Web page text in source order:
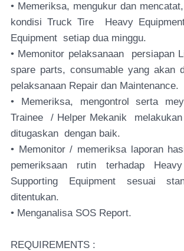
• Memeriksa, mengukur dan
kondisi Truck Tire Heavy
Equipment setiap dua minggu.
• Memonitor pelaksanaan persiapan
spare parts, consumable yang akan
pelaksanaan Repair dan Maintenance.
• Memeriksa, mengontrol serta
Trainee / Helper Mekanik melakukan
ditugaskan dengan baik.
• Memonitor / memeriksa laporan
pemeriksaan rutin terhadap
Supporting Equipment sesuai
ditentukan.
• Menganalisa SOS Report.
REQUIREMENTS :